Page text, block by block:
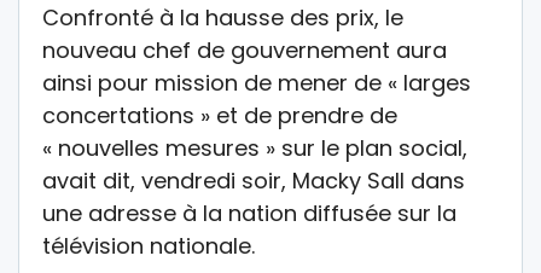
Confronté à la hausse des prix, le
nouveau chef de gouvernement aura
ainsi pour mission de mener de « larges
concertations » et de prendre de
« nouvelles mesures » sur le plan social,
avait dit, vendredi soir, Macky Sall dans
une adresse à la nation diffusée sur la
télévision nationale.